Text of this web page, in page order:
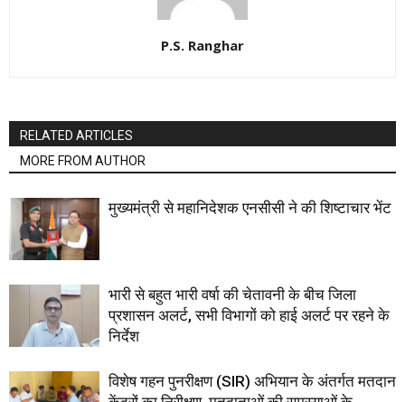
P.S. Ranghar
RELATED ARTICLES
MORE FROM AUTHOR
मुख्यमंत्री से महानिदेशक एनसीसी ने की शिष्टाचार भेंट
भारी से बहुत भारी वर्षा की चेतावनी के बीच जिला
प्रशासन अलर्ट, सभी विभागों को हाई अलर्ट पर रहने के
निर्देश
विशेष गहन पुनरीक्षण (SIR) अभियान के अंतर्गत मतदान